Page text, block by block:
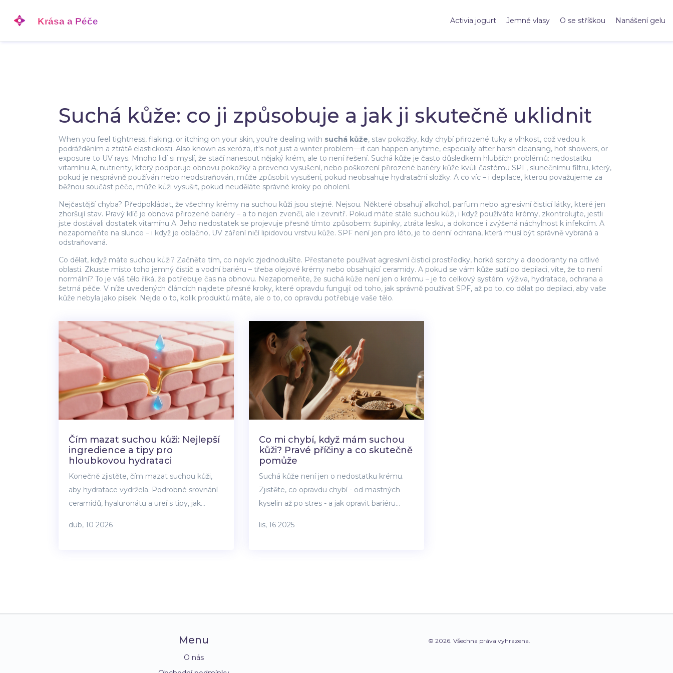
Activia jogurt Jemné vlasy O se stříškou Nanášení gelu
Suchá kůže: co ji způsobuje a jak ji skutečně uklidnit
When you feel tightness, flaking, or itching on your skin, you're dealing with suchá kůže, stav pokožky, kdy chybí přirozené tuky a vlhkost, což vedou k
podrážděním a ztrátě elastickosti. Also known as xeróza, it's not just a winter problem—it can happen anytime, especially after harsh cleansing, hot showers, or
exposure to UV rays. Mnoho lidí si myslí, že stačí nanesout nějaký krém, ale to není řešení. Suchá kůže je často důsledkem hlubších problémů: nedostatku
vitamínu A, nutrienty, který podporuje obnovu pokožky a prevenci vysušení, nebo poškození přirozené bariéry kůže kvůli častému SPF, slunečnímu filtru, který,
pokud je nesprávně používán nebo neodstraňován, může způsobit vysušení, pokud neobsahuje hydratační složky. A co víc – i depilace, kterou považujeme za
běžnou součást péče, může kůži vysušit, pokud neuděláte správné kroky po oholení.
Nejčastější chyba? Předpokládat, že všechny krémy na suchou kůži jsou stejné. Nejsou. Některé obsahují alkohol, parfum nebo agresivní čisticí látky, které jen
zhoršují stav. Pravý klíč je obnova přirozené bariéry – a to nejen zvenčí, ale i zevnitř. Pokud máte stále suchou kůži, i když používáte krémy, zkontrolujte, jestli
jste dostávali dostatek vitamínu A. Jeho nedostatek se projevuje přesně tímto způsobem: šupinky, ztráta lesku, a dokonce i zvýšená náchylnost k infekcím. A
nezapomeňte na slunce – i když je oblačno, UV záření ničí lipidovou vrstvu kůže. SPF není jen pro léto, je to denní ochrana, která musí být správně vybraná a
odstraňovaná.
Co dělat, když máte suchou kůži? Začněte tím, co nejvíc zjednodušíte. Přestanete používat agresivní čisticí prostředky, horké sprchy a deodoranty na citlivé
oblasti. Zkuste místo toho jemný čistič a vodní bariéru – třeba olejové krémy nebo obsahující ceramidy. A pokud se vám kůže suší po depilaci, víte, že to není
normální? To je váš tělo říká, že potřebuje čas na obnovu. Nezapomeňte, že suchá kůže není jen o krému – je to celkový systém: výživa, hydratace, ochrana a
šetrná péče. V níže uvedených článcích najdete přesné kroky, které opravdu fungují: od toho, jak správně používat SPF, až po to, co dělat po depilaci, aby vaše
kůže nebyla jako písek. Nejde o to, kolik produktů máte, ale o to, co opravdu potřebuje vaše tělo.
Čím mazat suchou kůži: Nejlepší
ingredience a tipy pro
hloubkovou hydrataci
Konečně zjistěte, čím mazat suchou kůži,
aby hydratace vydržela. Podrobné srovnání
ceramidů, hyaluronátu a ureí s tipy, jak
dub, 10 2026
Co mi chybí, když mám suchou
kůži? Pravé příčiny a co skutečně
pomůže
Suchá kůže není jen o nedostatku krému.
Zjistěte, co opravdu chybí - od mastných
kyselin až po stres - a jak opravit bariéru
lis, 16 2025
Menu
O nás
© 2026. Všechna práva vyhrazena.